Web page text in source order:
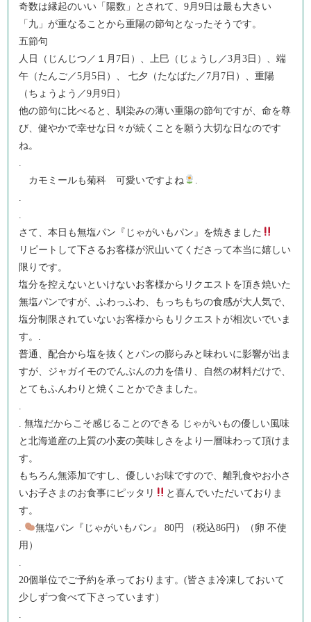
奇数は縁起のいい「陽数」とされて、9月9日は最も大きい
「九」が重なることから重陽の節句となったそうです。
五節句
人日（じんじつ／１月7日）、上巳（じょうし／3月3日）、端
午（たんご／5月5日）、 七夕（たなばた／7月7日）、重陽
（ちょうよう／9月9日）
他の節句に比べると、馴染みの薄い重陽の節句ですが、命を尊
び、健やかで幸せな日々が続くことを願う大切な日なのです
ね。
カモミールも菊科 可愛いですよね
さて、本日も無塩パン『じゃがいもパン』を焼きました
リピートして下さるお客様が沢山いてくださって本当に嬉しい
限りです。
塩分を控えないといけないお客様からリクエストを頂き焼いた
無塩パンですが、ふわっふわ、もっちもちの食感が大人気で、
塩分制限されていないお客様からもリクエストが相次いでいま
す。.
普通、配合から塩を抜くとパンの膨らみと味わいに影響が出ま
すが、ジャガイモのでんぷんの力を借り、自然の材料だけで、
とてもふんわりと焼くことかできました。
. 無塩だからこそ感じることのできる じゃがいもの優しい風味
と北海道産の上質の小麦の美味しさをより一層味わって頂けま
す。
もちろん無添加ですし、優しいお味ですので、離乳食やお小さ
いお子さまのお食事にピッタリ
と喜んでいただいておりま
す。
無塩パン『じゃがいもパン』 80円 （税込86円）（卵 不使
用）
20個単位でご予約を承っております。(皆さま冷凍しておいて
少しずつ食べて下さっています）